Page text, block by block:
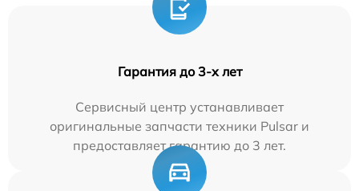
Гарантия до 3-х лет
Сервисный центр устанавливает
оригинальные запчасти техники Pulsar и
предоставляет гарантию до 3 лет.